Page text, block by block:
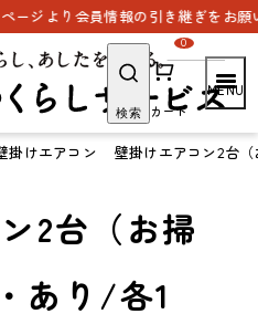
より会員情報の引き継ぎをお願い
検索 カート
0
掛けエアコン 壁掛けエアコン2台
2台（お掃
あり/各1